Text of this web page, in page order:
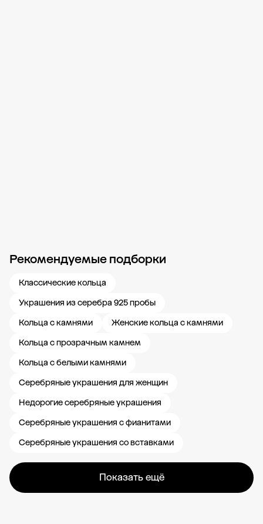
Рекомендуемые подборки
Классические кольца
Украшения из серебра 925 пробы
Кольца с камнями
Женские кольца с камнями
Кольца с прозрачным камнем
Кольца с белыми камнями
Серебряные украшения для женщин
Недорогие серебряные украшения
Серебряные украшения с фианитами
Серебряные украшения со вставками
Показать ещё
Новости компании Журнал ЗОЛОТОЙ Блог